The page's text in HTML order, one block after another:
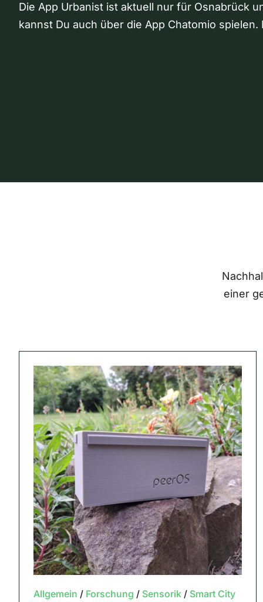
Die App Urbanist ist aktuell nur für Osnabrück
kannst Du auch über die App Chatomio
einer
Allgemein / Forschung / Sensorik/ Smart City